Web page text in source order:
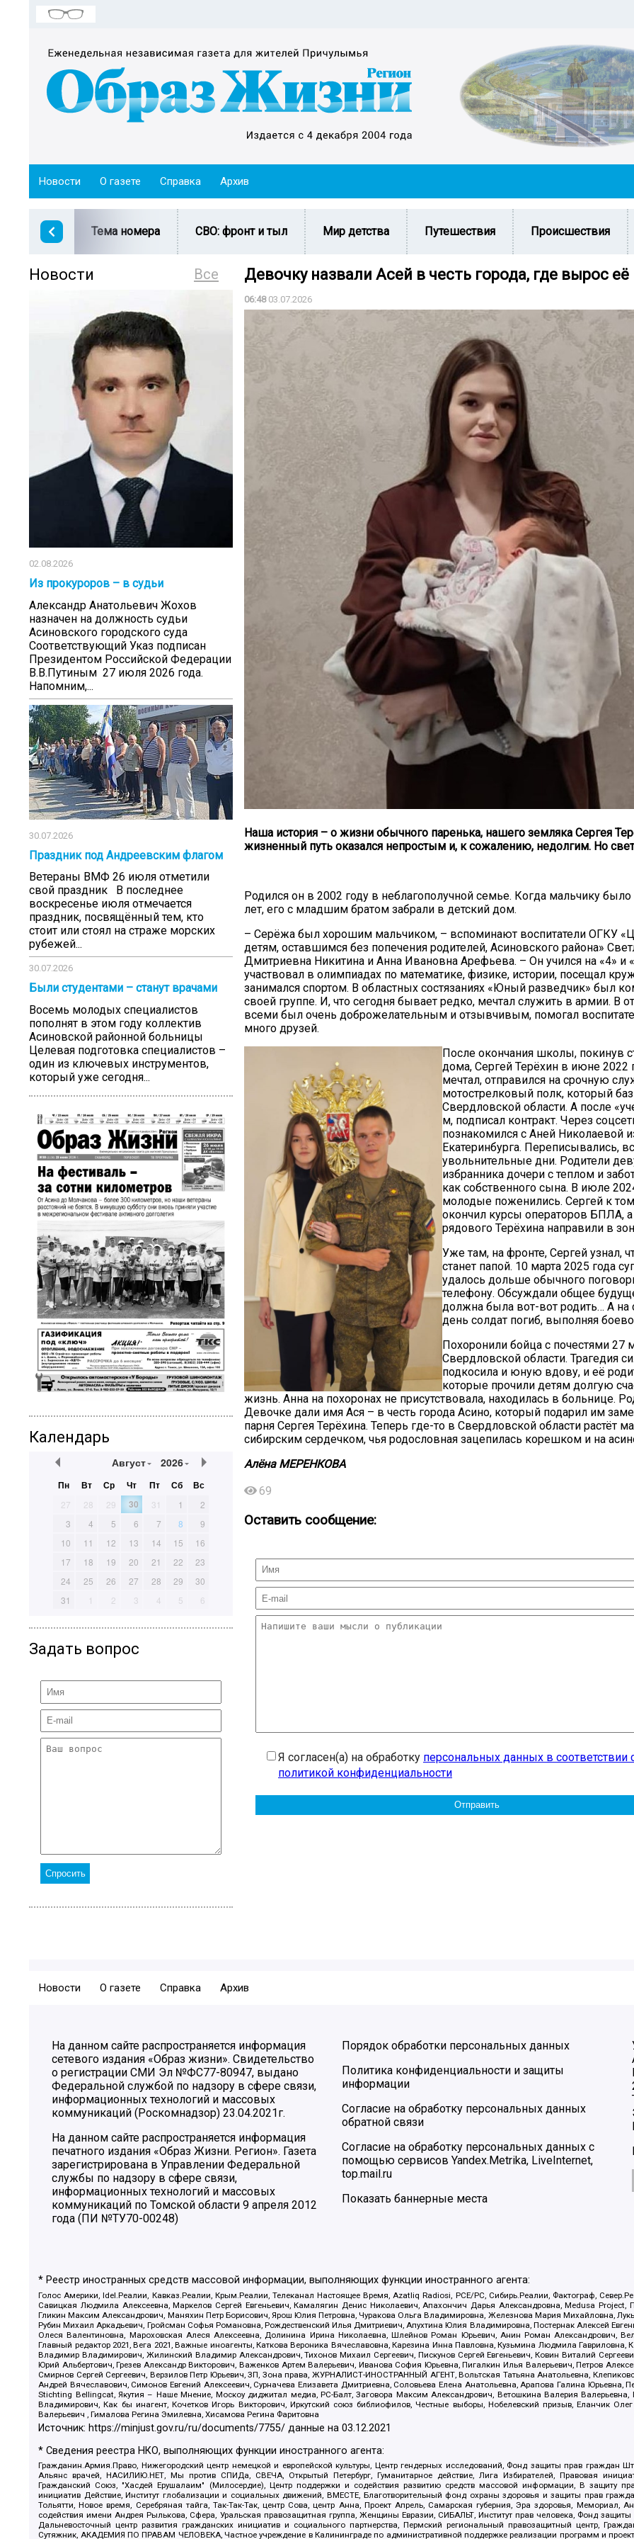
Новости О газете Справка Архив
Тема номера СВО: фронт и тыл Мир детства Путешествия Происшествия
Все
Новости
02.08.2026
Из прокуроров – в судьи
Александр Анатольевич Жохов
назначен на должность судьи
Асиновского городского суда
Соответствующий Указ подписан
Президентом Российской Федерации
В.В.Путиным 27 июля 2026 года.
Напомним,...
30.07.2026
Праздник под Андреевским флагом
Ветераны ВМФ 26 июля отметили
свой праздник В последнее
воскресенье июля отмечается
праздник, посвящённый тем, кто
стоит или стоял на страже морских
рубежей...
30.07.2026
Были студентами – станут врачами
Восемь молодых специалистов
пополнят в этом году коллектив
Асиновской районной больницы
Целевая подготовка специалистов –
один из ключевых инструментов,
который уже сегодня...
Календарь
Август 2026
Пн Вт Ср Чт Пт Сб Вс
27 28 29 30 31 1
2
3
4 5 6 7 8
9
10
11 12 13 14 15
16
17
18 19 20 21 22
23
24
25 26 27 28 29
30
31
1 2 3 4 5 6
Задать вопрос
Девочку назвали Асей в честь города, где вырос её
06:4803.07.2026
Наша история – о жизни обычного паренька, нашего земляка Сергея
жизненный путь оказался непростым и, к сожалению, недолгим. Но
Родился он в 2002 году в неблагополучной семье. Когда мальчику
лет, его с младшим братом забрали в детский дом.
– Серёжа был хорошим мальчиком, – вспоминают воспитатели ОГКУ
детям, оставшимся без попечения родителей, Асиновского района»
Дмитриевна Никитина и Анна Ивановна Арефьева. – Он учился на «4» и
участвовал в олимпиадах по математике, физике, истории, посещал
занимался спортом. В областных состязаниях «Юный разведчик» был
своей группе. И, что сегодня бывает редко, мечтал служить в армии. В
всеми был очень доброжелательным и отзывчивым, помогал
много друзей.
После окончания школы, покинув
дома, Сергей Терёхин в июне 2022
мечтал, отправился на срочную
мотострелковый полк, который
Свердловской области. А после
м, подписал контракт. Через
познакомился с Аней Николаевой
Екатеринбурга. Переписывались,
увольнительные дни. Родители
избранника дочери с теплом и
как собственного сына. В июле
молодые поженились. Сергей к
окончил курсы операторов БПЛА,
рядового Терёхина направили в
Уже там, на фронте, Сергей узнал,
станет папой. 10 марта 2025 года
удалось дольше обычного
телефону. Обсуждали общее
должна была вот-вот родить… А
день солдат погиб, выполняя
Похоронили бойца с почестями 27
Свердловской области. Трагедия
подкосила и юную вдову, и её
которые прочили детям долгую
жизнь. Анна на похоронах не присутствовала, находилась в больнице.
Девочке дали имя Ася – в честь города Асино, который подарил им
парня Сергея Терёхина. Теперь где-то в Свердловской области растёт
сибирским сердечком, чья родословная зацепилась корешком и на
Алёна МЕРЕНКОВА
69
Оставить сообщение:
Я согласен(а) на обработку персональных данных в соответствии
политикой конфиденциальности
Посмотреть...
Новости О газете Справка Архив
На данном сайте распространяется информация
сетевого издания «Образ жизни». Свидетельство
о регистрации СМИ Эл №ФС77-80947, выдано
Федеральной службой по надзору в сфере связи,
информационных технологий и массовых
коммуникаций (Роскомнадзор) 23.04.2021г.
На данном сайте распространяется информация
печатного издания «Образ Жизни. Регион». Газета
зарегистрирована в Управлении Федеральной
службы по надзору в сфере связи,
информационных технологий и массовых
коммуникаций по Томской области 9 апреля 2012
года (ПИ №ТУ70-00248)
Порядок обработки персональных данных
Политика конфиденциальности и защиты
информации
Согласие на обработку персональных данных
обратной связи
Согласие на обработку персональных данных с
помощью сервисов Yandex.Metrika, LiveInternet,
top.mail.ru
Показать баннерные места
* Реестр иностранных средств массовой информации, выполняющих функции иностранного агента:
Голос Америки, Idel.Реалии, Кавказ.Реалии, Крым.Реалии, Телеканал Настоящее Время, Azatliq Radiosi, PCE/PC, Сибирь.Реалии, Фактограф,
Савицкая Людмила Алексеевна, Маркелов Сергей Евгеньевич, Камалягин Денис Николаевич, Апахончич Дарья Александровна, Medusa
Гликин Максим Александрович, Маняхин Петр Борисович, Ярош Юлия Петровна, Чуракова Ольга Владимировна, Железнова Мария Михайловна,
Рубин Михаил Аркадьевич, Гройсман Софья Романовна, Рождественский Илья Дмитриевич, Апухтина Юлия Владимировна, Постернак Алексей
Олеся Валентиновна, Мароховская Алеся Алексеевна, Долинина Ирина Николаевна, Шлейнов Роман Юрьевич, Анин Роман Александрович,
Главный редактор 2021, Вега 2021, Важные иноагенты, Каткова Вероника Вячеславовна, Карезина Инна Павловна, Кузьмина Людмила
Владимир Владимирович, Жилинский Владимир Александрович, Тихонов Михаил Сергеевич, Пискунов Сергей Евгеньевич, Ковин Виталий
Юрий Альбертович, Грезев Александр Викторович, Важенков Артем Валерьевич, Иванова София Юрьевна, Пигалкин Илья Валерьевич, Петров
Смирнов Сергей Сергеевич, Верзилов Петр Юрьевич, ЗП, Зона права, ЖУРНАЛИСТ-ИНОСТРАННЫЙ АГЕНТ, Вольтская Татьяна Анатольевна,
Андрей Вячеславович, Симонов Евгений Алексеевич, Сурначева Елизавета Дмитриевна, Соловьева Елена Анатольевна, Арапова Галина
Stichting Bellingcat, Якутия – Наше Мнение, Москоу диджитал медиа, РС-Балт, Заговора Максим Александрович, Ветошкина Валерия
Владимирович, Как бы инагент, Кочетков Игорь Викторович, Иркутский союз библиофилов, Честные выборы, Нобелевский призыв, Еланчик
Валерьевич , Гималова Регина Эмилевна, Хисамова Регина Фаритовна
Источник: https://minjust.gov.ru/ru/documents/7755/ данные на03.12.2021
* Сведения реестра НКО, выполняющих функции иностранного агента:
Гражданин.Армия.Право, Нижегородский центр немецкой и европейской культуры, Центр гендерных исследований, Фонд защиты прав граждан
Альянс врачей, НАСИЛИЮ.НЕТ, Мы против СПИДа, СВЕЧА, Открытый Петербург, Гуманитарное действие, Лига Избирателей, Правовая
Гражданский Союз, "Хасдей Ерушалаим" (Милосердие), Центр поддержки и содействия развитию средств массовой информации, В защиту
инициатив Действие, Институт глобализации и социальных движений, ВМЕСТЕ, Благотворительный фонд охраны здоровья и защиты прав
Тольятти, Новое время, Серебряная тайга, Так-Так-Так, центр Сова, центр Анна, Проект Апрель, Самарская губерния, Эра здоровья, Мемориал,
содействия имени Андрея Рылькова, Сфера, Уральская правозащитная группа, Женщины Евразии, СИБАЛЬТ, Институт прав человека, Фонд защиты
Дальневосточный центр развития гражданских инициатив и социального партнерства, Пермский региональный правозащитный центр,
Сутяжник, АКАДЕМИЯ ПО ПРАВАМ ЧЕЛОВЕКА, Частное учреждение в Калининграде по административной поддержке реализации программ и